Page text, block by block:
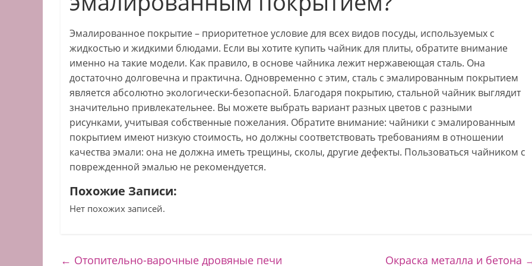
Эмалированное покрытие – приоритетное условие для всех видов посуды, используемых с
жидкостью и жидкими блюдами. Если вы хотите купить чайник для плиты, обратите внимание
именно на такие модели. Как правило, в основе чайника лежит нержавеющая сталь. Она
достаточно долговечна и практична. Одновременно с этим, сталь с эмалированным покрытием
является абсолютно экологически-безопасной. Благодаря покрытию, стальной чайник выглядит
значительно привлекательнее. Вы можете выбрать вариант разных цветов с разными
рисунками, учитывая собственные пожелания. Обратите внимание: чайники с эмалированным
покрытием имеют низкую стоимость, но должны соответствовать требованиям в отношении
качества эмали: она не должна иметь трещины, сколы, другие дефекты. Пользоваться чайником с
поврежденной эмалью не рекомендуется.
Похожие Записи:
Нет похожих записей.
← Отопительно-варочные дровяные печи Окраска металла и бетона